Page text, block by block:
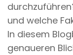
und welche
In diesem
genaueren